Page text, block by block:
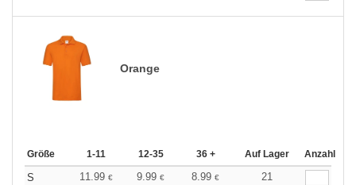
Orange
Größe 1-11 12-35 36 + Auf Lager Anzahl
S 11.99 € 9.99 € 8.99 €
21